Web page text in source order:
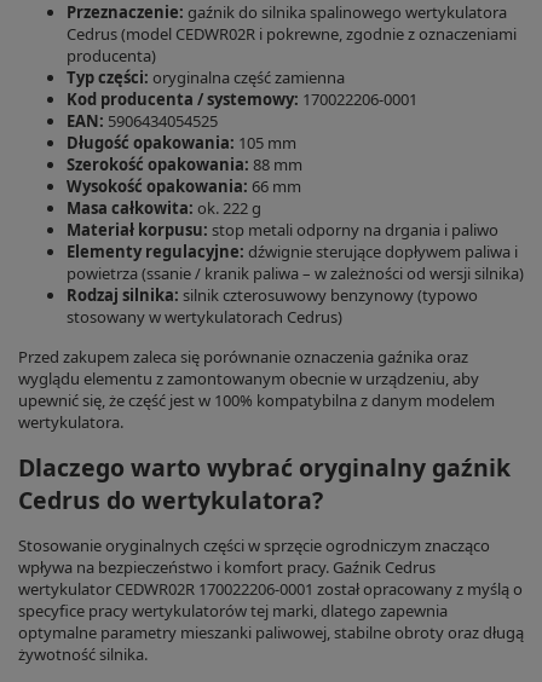
Przeznaczenie: gaźnik do silnika spalinowego wertykulatora
Cedrus (model CEDWR02R i pokrewne, zgodnie z oznaczeniami
producenta)
Typ części: oryginalna część zamienna
Kod producenta / systemowy: 170022206-0001
EAN: 5906434054525
Długość opakowania: 105 mm
Szerokość opakowania: 88 mm
Wysokość opakowania: 66 mm
Masa całkowita: ok. 222 g
Materiał korpusu: stop metali odporny na drgania i paliwo
Elementy regulacyjne: dźwignie sterujące dopływem paliwa i
powietrza (ssanie / kranik paliwa – w zależności od wersji silnika)
Rodzaj silnika: silnik czterosuwowy benzynowy (typowo
stosowany w wertykulatorach Cedrus)
Przed zakupem zaleca się porównanie oznaczenia gaźnika oraz
wyglądu elementu z zamontowanym obecnie w urządzeniu, aby
upewnić się, że część jest w 100% kompatybilna z danym modelem
wertykulatora.
Dlaczego warto wybrać oryginalny gaźnik
Cedrus do wertykulatora?
Stosowanie oryginalnych części w sprzęcie ogrodniczym znacząco
wpływa na bezpieczeństwo i komfort pracy. Gaźnik Cedrus
wertykulator CEDWR02R 170022206-0001 został opracowany z myślą o
specyfice pracy wertykulatorów tej marki, dlatego zapewnia
optymalne parametry mieszanki paliwowej, stabilne obroty oraz długą
żywotność silnika.